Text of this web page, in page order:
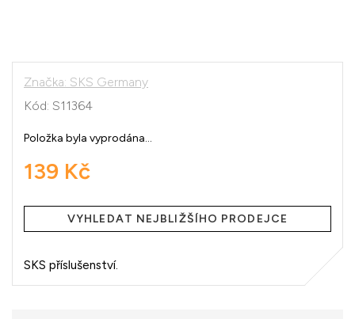
Značka: SKS Germany
Kód: S11364
139 Kč
cena:
VYHLEDAT NEJBLIŽŠÍHO PRODEJCE
Položka byla vyprodána…
SKS příslušenství.